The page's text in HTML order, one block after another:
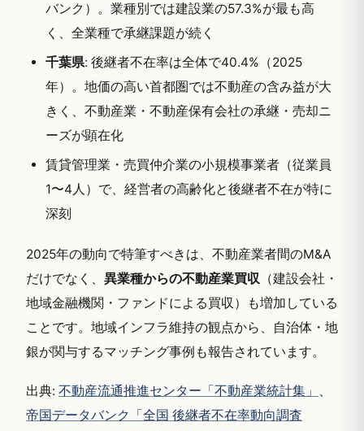
バンク）。業種別では建設業の57.3%が最も高
く、全業種で承継課題が続く
千葉県: 後継者不在率は全体で40.4%（2025
年）。地価の高い首都圏では不動産の含み益が大
きく、不動産業・不動産保有会社の承継・売却ニ
ーズが顕在化
賃貸管理業・売買仲介業の小規模事業者（従業員
1〜4人）で、経営者の高齢化と後継者不在が特に
深刻
2025年の動向で特筆すべきは、不動産業者間のM&A
だけでなく、 異業種からの不動産業買収 （建設会社・
地域金融機関・ファンドによる買収）も増加している
ことです。地域インフラ維持の観点から、自治体・地
銀が関与するマッチング事例も報告されています。
出典: 不動産流通推進センター「不動産業統計集」 、
帝国データバンク「全国 後継者不在率動向調査